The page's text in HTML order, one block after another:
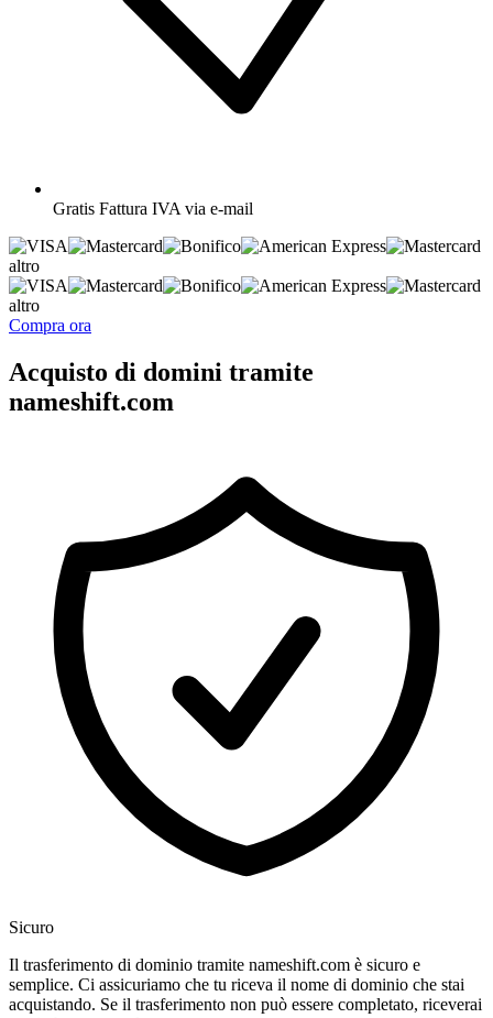
Gratis Fattura IVA via e-mail
altro
altro
Compra ora
Acquisto di domini tramite
nameshift.com
Sicuro
Il trasferimento di dominio tramite nameshift.com è sicuro e
semplice. Ci assicuriamo che tu riceva il nome di dominio che stai
acquistando. Se il trasferimento non può essere completato, riceverai